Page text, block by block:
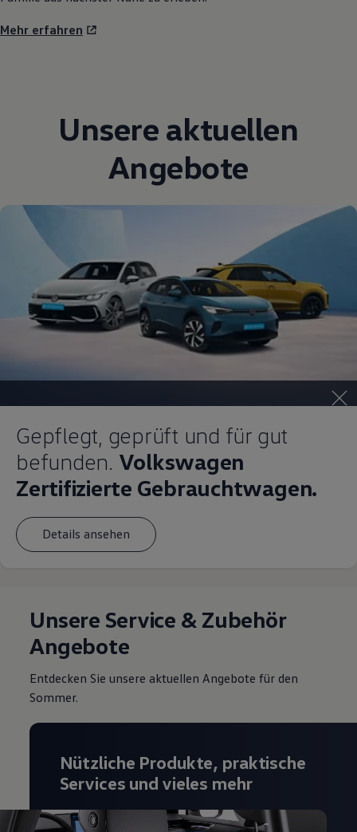
Mehr erfahren
Unsere aktuellen
Angebote
Gepflegt, geprüft und für gut
befunden. Volkswagen
Zertifizierte Gebrauchtwagen.
Details ansehen
Unsere Service & Zubehör
Angebote
Entdecken Sie unsere aktuellen Angebote für den
Sommer.
Nützliche Produkte, praktische
Services und vieles mehr